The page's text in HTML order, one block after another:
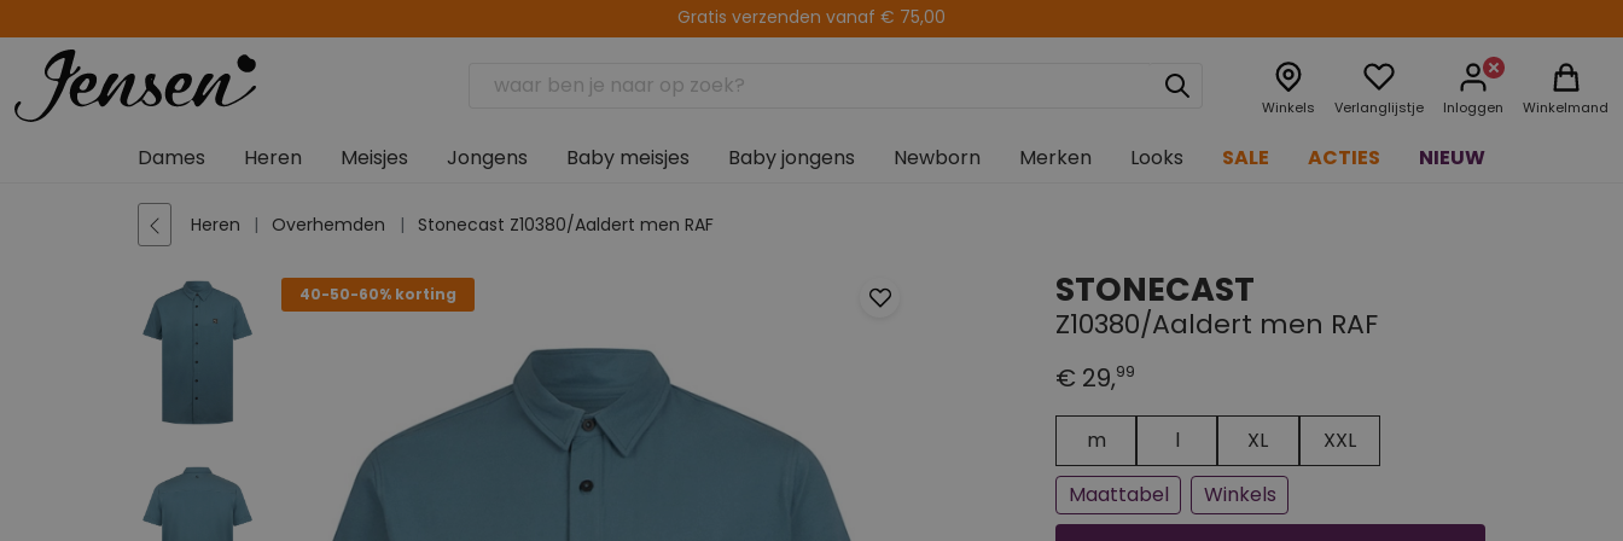
14 dagen retourtermijn
Winkels Verlanglijstje Inloggen Winkelmand
Dames Heren Meisjes Jongens Baby meisjes Baby jongens Newborn Merken Looks SALE ACTIES NIEUW
Heren Overhemden Stonecast Z10380/Aaldert men RAF
40-50-60% korting STONECAST
Z10380/Aaldert men RAF
€ 29,99
Een paar stuks op voorraad
Bijna uitverkocht
m l XL
XXL
Maattabel
Winkels